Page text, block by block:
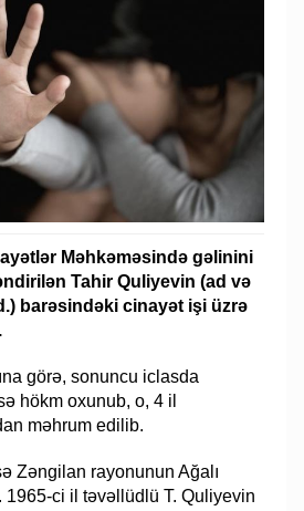
Məhkəməsində gəlinini
Tahir Quliyevin (ad və
barəsindəki cinayət işi üzrə
görə, sonuncu iclasda
hökm oxunub, o, 4 il
məhrum edilib.
Zəngilan rayonunun Ağalı
1965-ci il təvəllüdlü T. Quliyevin